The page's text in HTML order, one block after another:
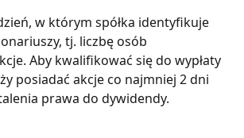
w którym spółka identyfikuje
tj. liczbę osób
Aby kwalifikować się do wypłaty
posiadać akcje co najmniej 2 dni
prawa do dywidendy.